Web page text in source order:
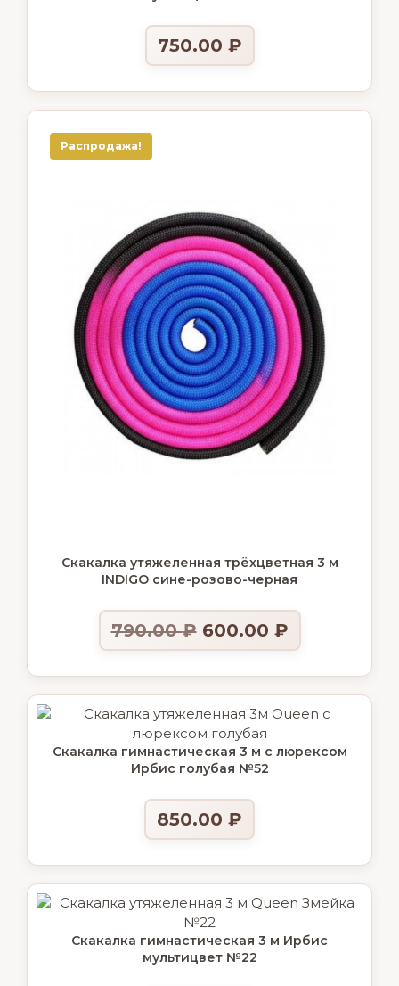
750.00 ₽
Распродажа!
Скакалка утяжеленная трёхцветная 3 м
INDIGO сине-розово-черная
790.00₽ 600.00 ₽
Скакалка гимнастическая 3 м с люрексом
Ирбис голубая №52
850.00 ₽
Скакалка гимнастическая 3 м Ирбис
мультицвет №22